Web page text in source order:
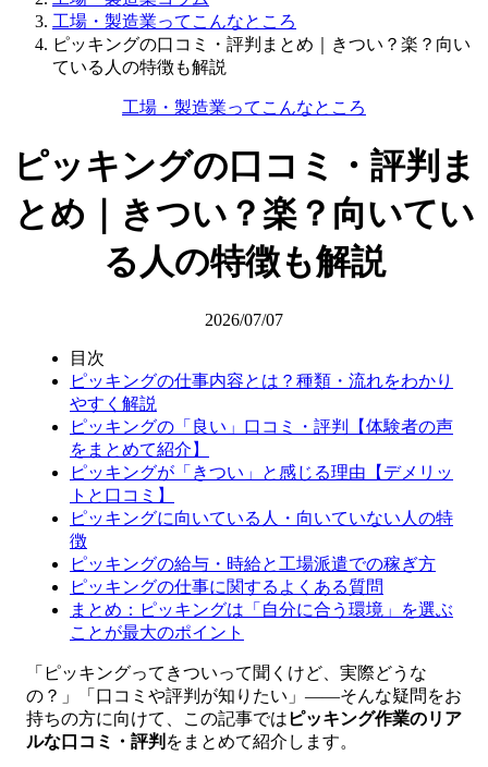
工場・製造業ってこんなところ
ピッキングの口コミ・評判まとめ｜きつい？楽？向い
ている人の特徴も解説
工場・製造業ってこんなところ
ピッキングの口コミ・評判ま
とめ｜きつい？楽？向いてい
る人の特徴も解説
2026/07/07
目次
ピッキングの仕事内容とは？種類・流れをわかり
やすく解説
ピッキングの「良い」口コミ・評判【体験者の声
をまとめて紹介】
ピッキングが「きつい」と感じる理由【デメリッ
トと口コミ】
ピッキングに向いている人・向いていない人の特
徴
ピッキングの給与・時給と工場派遣での稼ぎ方
ピッキングの仕事に関するよくある質問
まとめ：ピッキングは「自分に合う環境」を選ぶ
ことが最大のポイント
「ピッキングってきついって聞くけど、実際どうな
の？」「口コミや評判が知りたい」——そんな疑問をお
持ちの方に向けて、この記事では ピッキング作業のリア
ルな口コミ・評判 をまとめて紹介します。